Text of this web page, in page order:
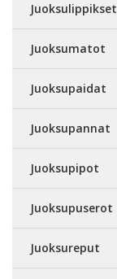
Juoksulippikset
Juoksumatot
Juoksupaidat
Juoksupannat
Juoksupipot
Juoksupuserot
Juoksureput